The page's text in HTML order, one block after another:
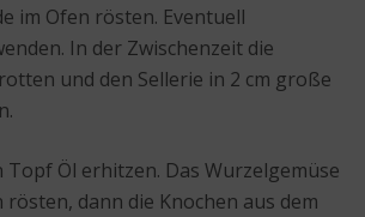
im Ofen rösten. Eventuell
In der Zwischenzeit die
und den Sellerie in 2 cm große
Öl erhitzen. Das Wurzelgemüse
dann die Knochen aus dem